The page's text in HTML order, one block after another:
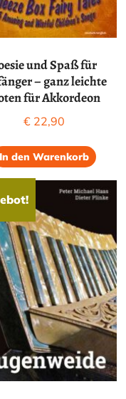
und Spaß für
– ganz leichte
für Akkordeon
€ 22,90
In den Warenkorb